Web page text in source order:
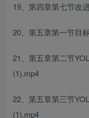
19、第四章第七节改
20、第五章第一节目
21、第五章第二节
(1).mp4
22、第五章第三节
(1).mp4